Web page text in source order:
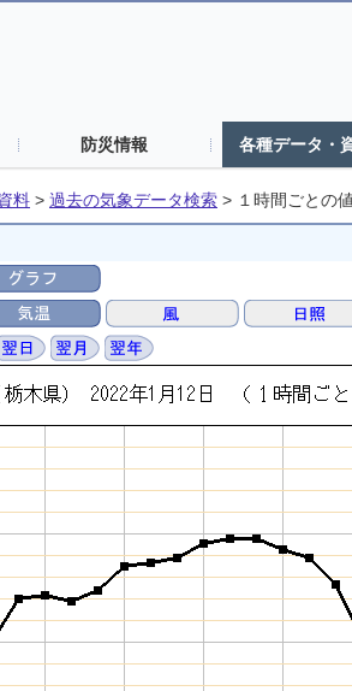
防災情報 各種データ・
料 > 過去の気象データ検索 > １時間ごとの